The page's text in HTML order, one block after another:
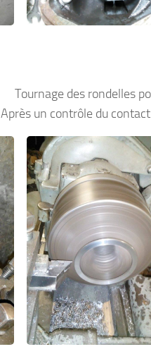
Tournage des rondelles
Après un contrôle du